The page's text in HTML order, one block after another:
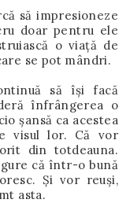
să impresioneze
doar pentru ele
o viață de
se pot mândri.
să își facă
înfrângerea o
șansă ca acestea
visul lor. Că vor
din totdeauna.
că într-o bună
Și vor reuși,
asta.